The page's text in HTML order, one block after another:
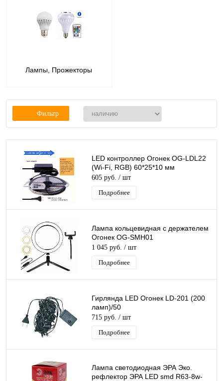
Лампы, Прожекторы
Фильтр
LED контроллер Огонек OG-LDL22
(Wi-Fi, RGB) 60*25*10 мм
605 руб. / шт
Подробнее
Лампа кольцевидная с держателем
Огонек OG-SMH01
1 045 руб. / шт
Подробнее
Гирлянда LED Огонек LD-201 (200
ламп)/50
715 руб. / шт
Подробнее
Лампа светодиодная ЭРА Эко.
рефлектор ЭРА LED smd R63-8w-